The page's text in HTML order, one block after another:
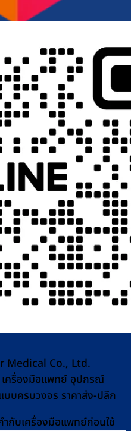
Medical Co., Ltd.
ครื่องมือแพทย์ อุปกรณ์
บครบวงจร ราคาส่ง-ปลีก
ำกับเครื่องมือแพทย์ก่อนใช้